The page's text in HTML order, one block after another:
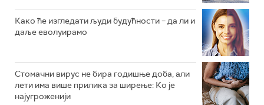
Како ће изгледати људи будућности – да ли и
даље еволуирамо
Стомачни вирус не бира годишње доба, али
лети има више прилика за ширење: Ко је
најугроженији